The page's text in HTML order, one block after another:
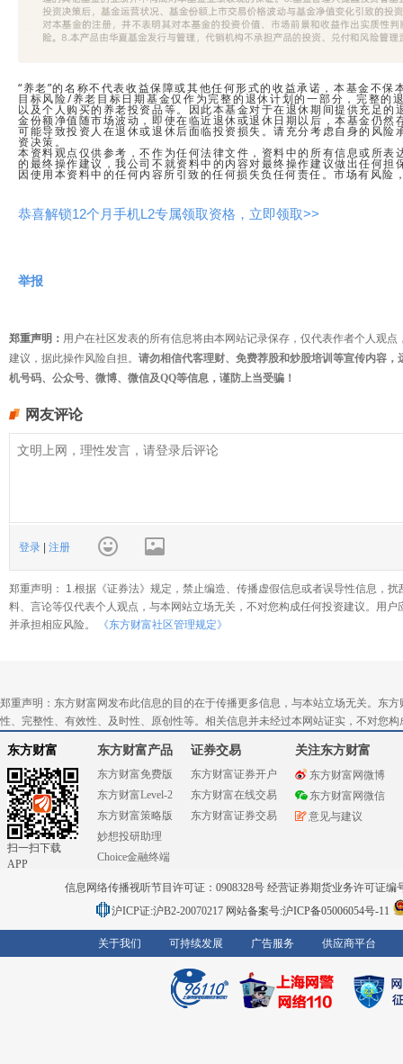
“养老”的名称不代表收益保障或其他任何形式的收益承诺，本基金不
目标风险/养老目标日期基金仅作为完整的退休计划的一部分，完整的
以及个人购买的养老投资品等。因此本基金对于在退休期间提供充足
金份额净值随市场波动，即使在临近退休或退休日期以后，本基金仍然
可能导致投资人在退休或退休后面临投资损失。请充分考虑自身的风险
资决策。
本资料观点仅供参考，不作为任何法律文件，资料中的所有信息或所表
的最终操作建议，我公司不就资料中的内容对最终操作建议做出任何担
因使用本资料中的任何内容所引致的任何损失负任何责任。市场有风险
恭喜解锁12个月手机L2专属领取资格，立即领取>>
举报
郑重声明： 用户在社区发表的所有信息将由本网站记录保存，仅代表作者个人观
建议，据此操作风险自担。 请勿相信代客理财、免费荐股和炒股培训等宣传内容
机号码、公众号、微博、微信及QQ等信息，谨防上当受骗！
网友评论
登录 注册
郑重声明： 1.根据《证券法》规定，禁止编造、传播虚假信息或者误导性信息，
料、言论等仅代表个人观点，与本网站立场无关，不对您构成任何投资建议。用
并承担相应风险。
《东方财富社区管理规定》
郑重声明：东方财富网发布此信息的目的在于传播更多信息，与本站立场无关。东
性、完整性、有效性、及时性、原创性等。相关信息并未经过本网站证实，不对您
东方财富
扫一扫下载
APP
东方财富产品
东方财富免费版
东方财富Level-2
东方财富策略版
妙想投研助理
Choice金融终端
证券交易
东方财富证券开户
东方财富在线交易
东方财富证券交易
关注东方财富
东方财富网微博
东方财富网微信
意见与建议
信息网络传播视听节目许可证：0908328号 经营证券期货业务许可证编
沪ICP证:沪B2-20070217 网站备案号:沪ICP备05006054号-11
关于我们 可持续发展 广告服务 供应商平台